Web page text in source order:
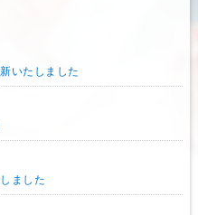
いたしました
ました